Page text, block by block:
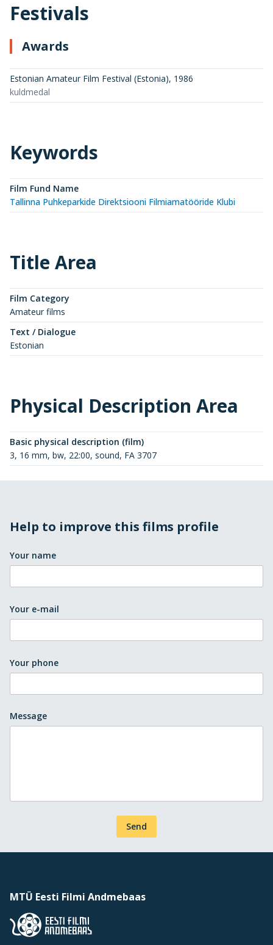
Festivals
Awards
Estonian Amateur Film Festival (Estonia), 1986
kuldmedal
Keywords
Film Fund Name
Tallinna Puhkeparkide Direktsiooni Filmiamatööride Klubi
Title Area
Film Category
Amateur films
Text / Dialogue
Estonian
Physical Description Area
Basic physical description (film)
3, 16 mm, bw, 22:00, sound, FA 3707
Help to improve this films profile
Your name
Your e-mail
Your phone
Message
Send
MTÜ Eesti Filmi Andmebaas